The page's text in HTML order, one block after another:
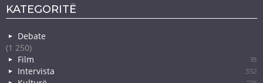
KATEGORITË
Debate
(1 250)
Film
18
Intervista 352